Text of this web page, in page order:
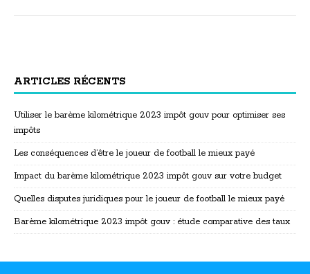
ARTICLES RÉCENTS
Utiliser le barème kilométrique 2023 impôt gouv pour optimiser ses
impôts
Les conséquences d’être le joueur de football le mieux payé
Impact du barème kilométrique 2023 impôt gouv sur votre budget
Quelles disputes juridiques pour le joueur de football le mieux payé
Barème kilométrique 2023 impôt gouv : étude comparative des taux